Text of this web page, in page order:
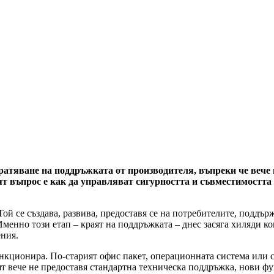
на поддръжката от производителя, въпреки че
е как да управляват сигурността и
се създава, развива, предоставя се на потребителите,
този етап – краят на поддръжката – днес засяга
По-старият офис пакет, операционната система
вече не предоставя стандартна техническа поддръжка,